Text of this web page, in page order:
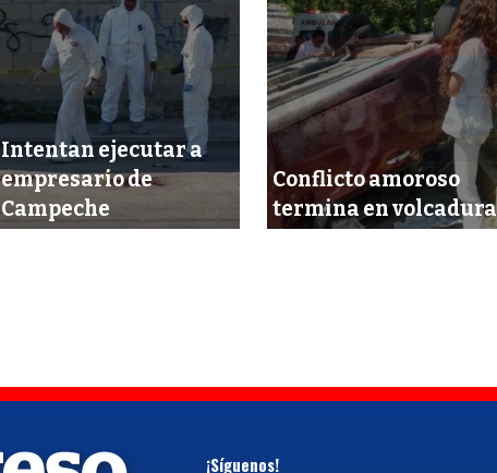
Intentan ejecutar a
empresario de
Campeche
Conflicto amoroso
termina en volcadura
¡Síguenos!